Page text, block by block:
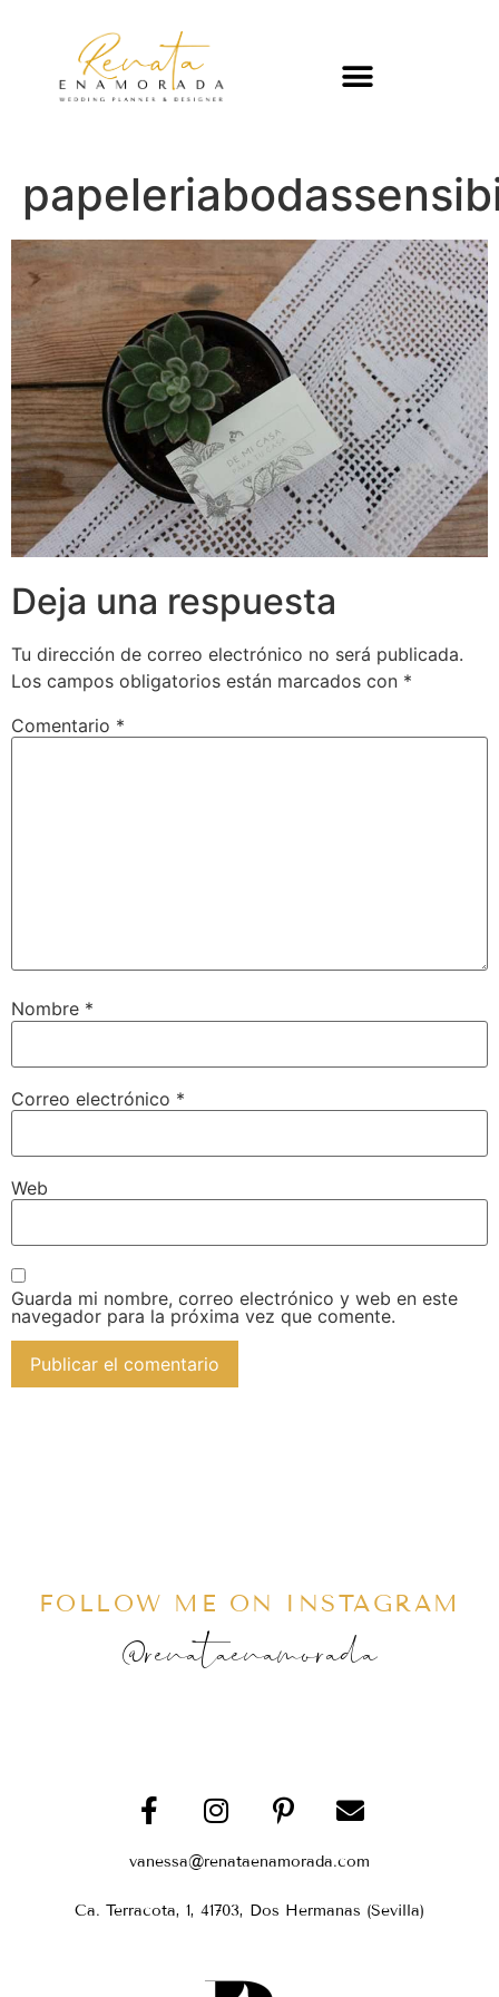
Deja una respuesta
Tu dirección de correo electrónico no será publicada.
Los campos obligatorios están marcados con *
Comentario *
Nombre *
Correo electrónico *
Web
Guarda mi nombre, correo electrónico y web en este
navegador para la próxima vez que comente.
FOLLOW ME ON INSTAGRAM
@renataenamorada
vanessa@renataenamorada.com
Ca. Terracota, 1, 41703, Dos Hermanas (Sevilla)